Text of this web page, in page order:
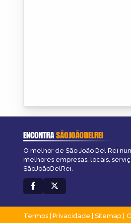
ENCONTRASÃOJOÃODELREI
O melhor de São João Del Rei
melhores empresas, locais,
SãoJoãoDelRei.
Termos | Privacidade | Sitemap